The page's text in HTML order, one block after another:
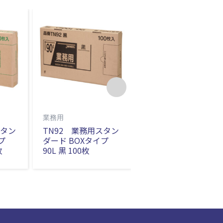
ン
業務用
TN92 業務用スタン
ダード BOXタイプ
90L 黒 100枚